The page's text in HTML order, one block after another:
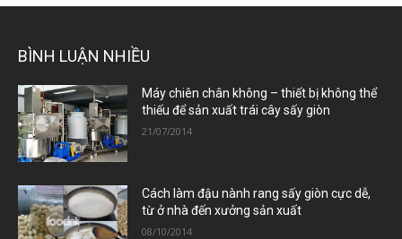
BÌNH LUẬN NHIỀU
Máy chiên chân không – thiết bị không thể
thiếu để sản xuất trái cây sấy giòn
21/07/2014
Cách làm đậu nành rang sấy giòn cực dễ,
từ ở nhà đến xưởng sản xuất
08/10/2014